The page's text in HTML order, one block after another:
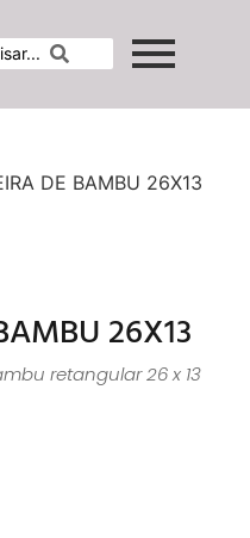
DE BAMBU 26X13
26X13
retangular 26 x 13